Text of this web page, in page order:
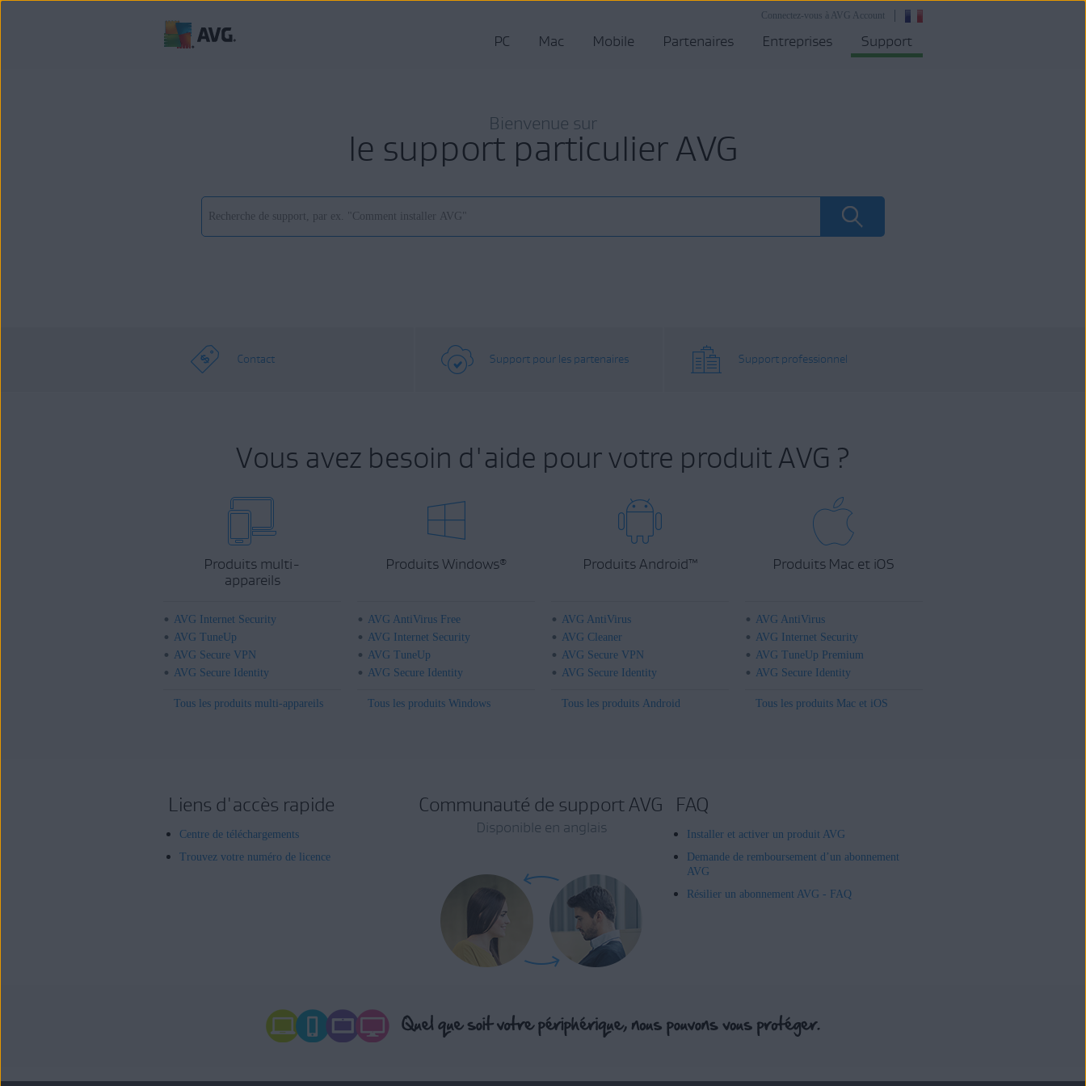
Connectez-vous à AVG Account
PC Mac Mobile Partenaires Entreprises Support
Bienvenue sur
le support particulier AVG
Contact Support pour les partenaires Support professionnel
Vous avez besoin d'aide pour votre produit AVG ?
Produits multi-
appareils
AVG Internet Security
AVG TuneUp
AVG Secure VPN
AVG Secure Identity
Tous les produits multi-appareils
Produits Windows®
AVG AntiVirus Free
AVG Internet Security
AVG TuneUp
AVG Secure Identity
Tous les produits Windows
Produits Android™
AVG AntiVirus
AVG Cleaner
AVG Secure VPN
AVG Secure Identity
Tous les produits Android
Produits Mac et iOS
AVG AntiVirus
AVG Internet Security
AVG TuneUp Premium
AVG Secure Identity
Tous les produits Mac et iOS
Liens d'accès rapide
Centre de téléchargements
Trouvez votre numéro de licence
Communauté de support AVG
Disponible en anglais
FAQ
Installer et activer un produit AVG
Demande de remboursement d’un abonnement
AVG
Résilier un abonnement AVG - FAQ